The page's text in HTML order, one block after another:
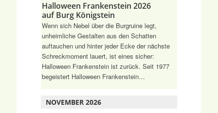
Halloween Frankenstein 2026
auf Burg Königstein
Wenn sich Nebel über die Burgruine legt,
unheimliche Gestalten aus den Schatten
auftauchen und hinter jeder Ecke der nächste
Schreckmoment lauert, ist eines sicher:
Halloween Frankenstein ist zurück. Seit 1977
begeistert Halloween Frankenstein…
NOVEMBER 2026